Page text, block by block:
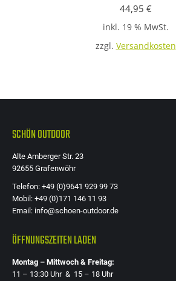
44,95 €
inkl. 19 % MwSt.
zzgl. Versandkosten
SCHÖN OUTDOOR
Alte Amberger Str. 23
92655 Grafenwöhr
Telefon: +49 (0)9641 929 99 73
Mobil: +49 (0)171 146 11 93
Email: info@schoen-outdoor.de
ÖFFNUNGSZEITEN LADEN
Montag – Mittwoch & Freitag:
11 – 13:30 Uhr & 15 – 18 Uhr